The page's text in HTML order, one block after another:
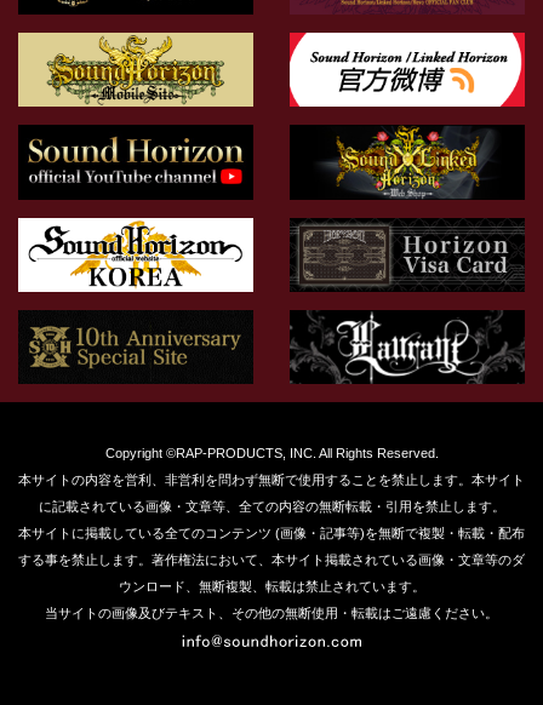
Copyright ©RAP-PRODUCTS, INC. All Rights Reserved.
本サイトの内容を営利、非営利を問わず無断で使用することを禁止します。本サイト
に記載されている画像・文章等、全ての内容の無断転載・引用を禁止します。
本サイトに掲載している全てのコンテンツ (画像・記事等)を無断で複製・転載・配布
する事を禁止します。著作権法において、本サイト掲載されている画像・文章等のダ
ウンロード、無断複製、転載は禁止されています。
当サイトの画像及びテキスト、その他の無断使用・転載はご遠慮ください。